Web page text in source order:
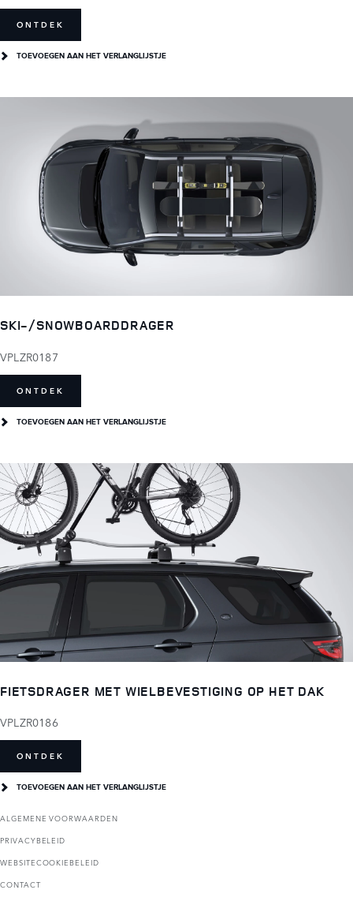
ONTDEK
TOEVOEGEN AAN HET VERLANGLIJSTJE
SKI-/SNOWBOARDDRAGER
VPLZR0187
ONTDEK
TOEVOEGEN AAN HET VERLANGLIJSTJE
FIETSDRAGER MET WIELBEVESTIGING OP HET DAK
VPLZR0186
ONTDEK
TOEVOEGEN AAN HET VERLANGLIJSTJE
ALGEMENE VOORWAARDEN
PRIVACYBELEID
WEBSITECOOKIEBELEID
CONTACT